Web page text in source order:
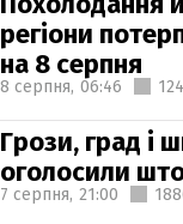
регіони
на 8 серпня
8 серпня, 06:46
Грози, град і
оголосили
7 серпня, 21:00